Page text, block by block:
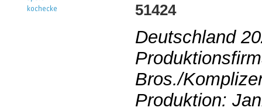
51424
Deutschland
Bros./
Produktion: